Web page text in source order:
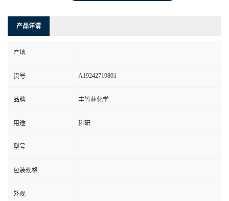
产品详请
产地
货号 A19242719801
品牌 丰竹林化学
用途 科研
型号
包装规格
外观